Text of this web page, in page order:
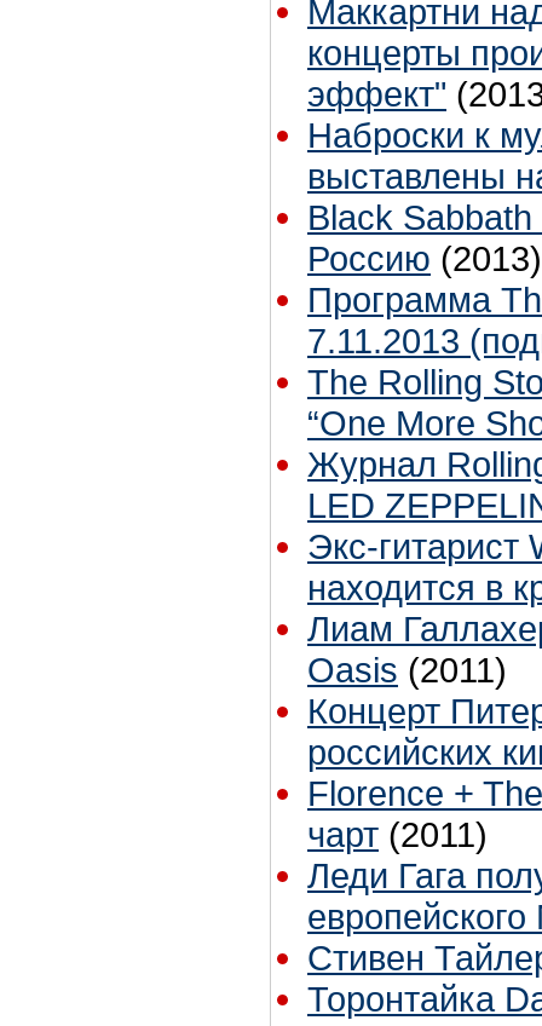
Маккартни
концерты
эффект"
Наброски к
выставлены
Black Sabbath
Россию (2013)
Программа
7.11.2013
The Rolling
“One More
Журнал
LED
Экс-
находится в
Лиам
Oasis (2011)
Концерт
российских
Florence +
чарт (2011)
Леди Гага
европейского
Стивен
Торонтайка